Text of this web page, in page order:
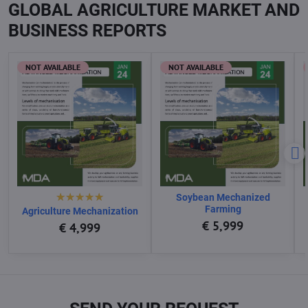
GLOBAL AGRICULTURE MARKET AND
BUSINESS REPORTS
NOT AVAILABLE
Agriculture Mechanization
€ 4,999
NOT AVAILABLE
Soybean Mechanized
Farming
€ 5,999